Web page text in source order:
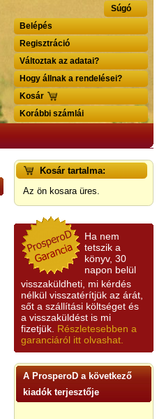
Súgó
Belépés
Regisztráció
Változtak az adatai?
Hogy állnak a rendelései?
Kosár
Korábbi számlái
Kosár tartalma:
Az ön kosara üres.
Ha nem
tetszik a
könyv, 30
napon belül
visszaküldheti, mi kérdés
nélkül visszatérítjük az árát,
sőt a szállítási költséget és
a visszaküldést is mi
fizetjük. Részletesebben a
garanciáról itt olvashat.
A ProsperoD a következő
kiadók terjesztője